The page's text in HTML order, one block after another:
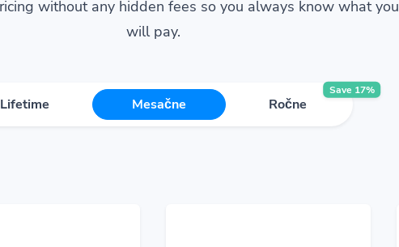
without any hidden fees so you always know what you
will pay.
Lifetime Mesačne Ročne
Save 17%